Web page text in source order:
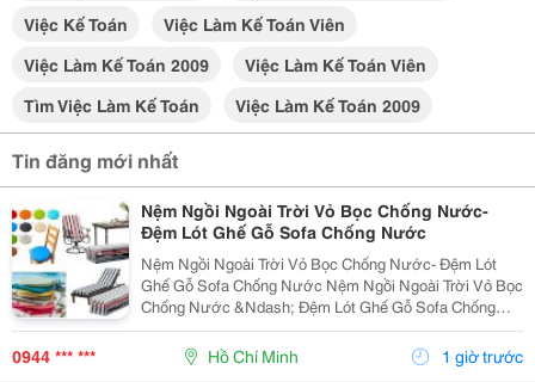
Việc Kế Toán
Việc Làm Kế Toán Viên
Việc Làm Kế Toán 2009
Việc Làm Kế Toán Viên
Tìm Việc Làm Kế Toán
Việc Làm Kế Toán 2009
Tin đăng mới nhất
Nệm Ngồi Ngoài Trời Vỏ Bọc Chống Nước-
Đệm Lót Ghế Gỗ Sofa Chống Nước
Nệm Ngồi Ngoài Trời Vỏ Bọc Chống Nước- Đệm Lót
Ghế Gỗ Sofa Chống Nước Nệm Ngồi Ngoài Trời Vỏ Bọc
Chống Nước &Ndash; Đệm Lót Ghế Gỗ Sofa Chống
Nước Được Cung Cấp Với Nhiều Lựa Chọn Về Chất
Liệu Vỏ, Ruột Nệm, Độ Dày, Kích Thước Và Màu Sắc.
Sản Phẩm...
0944 *** *** Hồ Chí Minh 1 giờ trước